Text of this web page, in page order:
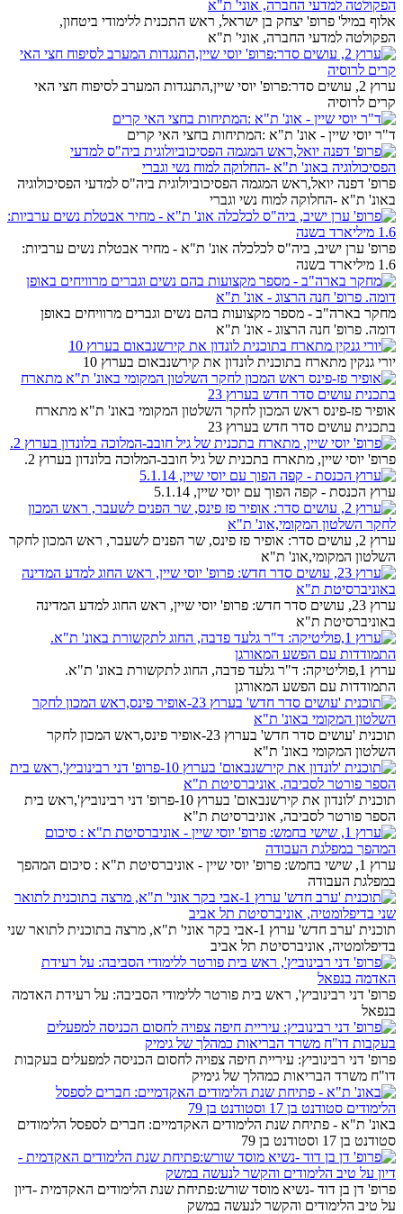
אלוף במיל' פרופ' יצחק בן ישראל, ראש התכנית ללימודי ביטחון,
הפקולטה למדעי החברה, אוני' ת"א
ערוץ 2, עושים סדר:פרופ' יוסי שיין,התנגדות המערב לסיפוח חצי האי
קרים לרוסיה
ד"ר יוסי שיין - אונ' ת"א :המתיחות בחצי האי קרים
פרופ' דפנה יואל,ראש המגמה הפסיכוביולוגית ביה"ס למדעי הפסיכולוגיה
באונ' ת"א -החלוקה למוח נשי וגברי
פרופ' ערן ישיב, ביה"ס לכלכלה אונ' ת"א - מחיר אבטלת נשים ערביות:
1.6 מיליארד בשנה
מחקר בארה"ב - מספר מקצועות בהם נשים וגברים מרוויחים באופן
דומה. פרופ' חנה הרצוג - אונ' ת"א
יורי גנקין מתארח בתוכנית לונדון את קירשנבאום בערוץ 10
אופיר פז-פינס ראש המכון לחקר השלטון המקומי באונ' ת"א מתארח
בתכנית עושים סדר חדש בערוץ 23
פרופ' יוסי שיין, מתארח בתכנית של גיל חובב-המלוכה בלונדון בערוץ 2.
ערוץ הכנסת - קפה הפוך עם יוסי שיין, 5.1.14
ערוץ 2, עושים סדר: אופיר פז פינס, שר הפנים לשעבר, ראש המכון לחקר
השלטון המקומי,אונ' ת"א
ערוץ 23, עושים סדר חדש: פרופ' יוסי שיין, ראש החוג למדע המדינה
באוניברסיטת ת"א
ערוץ 1,פוליטיקה: ד"ר גלעד פדבה, החוג לתקשורת באונ' ת"א.
התמודדות עם הפשע המאורגן
תוכנית 'עושים סדר חדש' בערוץ 23-אופיר פינס,ראש המכון לחקר
השלטון המקומי באונ' ת"א
תוכנית 'לונדון את קירשנבאום' בערוץ 10-פרופ' דני רבינוביץ',ראש בית
הספר פורטר לסביבה, אוניברסיטת ת"א
ערוץ 1, שישי בחמש: פרופ' יוסי שיין - אוניברסיטת ת"א : סיכום המהפך
במפלגת העבודה
תוכנית 'ערב חדש' ערוץ 1-אבי בקר אוני' ת"א, מרצה בתוכנית לתואר שני
בדיפלומטיה, אוניברסיטת תל אביב
פרופ' דני רבינוביץ', ראש בית פורטר ללימודי הסביבה: על רעידת האדמה
בנפאל
פרופ' דני רבינוביץ: עיריית חיפה צפויה לחסום הכניסה למפעלים בעקבות
דו"ח משרד הבריאות כמהלך של גימיק
באונ' ת"א - פתיחת שנת הלימודים האקדמיים: חברים לספסל הלימודים
סטודנט בן 17 וסטודנט בן 79
פרופ' דן בן דוד -נשיא מוסד שורש:פתיחת שנת הלימודים האקדמית -דיון
על טיב הלימודים והקשר לנעשה במשק